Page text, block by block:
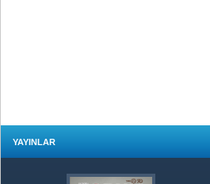
YAYINLAR